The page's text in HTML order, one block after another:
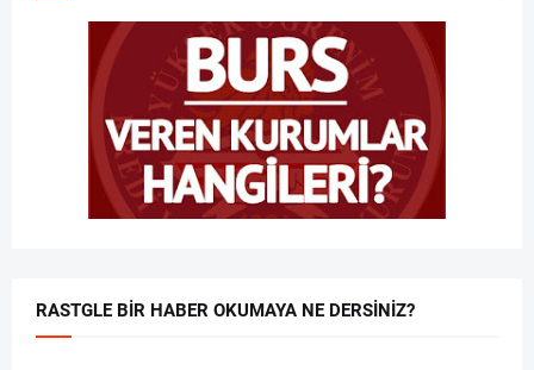
RASTGLE BIR HABER OKUMAYA NE DERSINIZ?